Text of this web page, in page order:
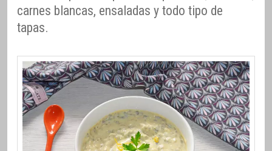
carnes blancas, ensaladas y todo tipo de
tapas.